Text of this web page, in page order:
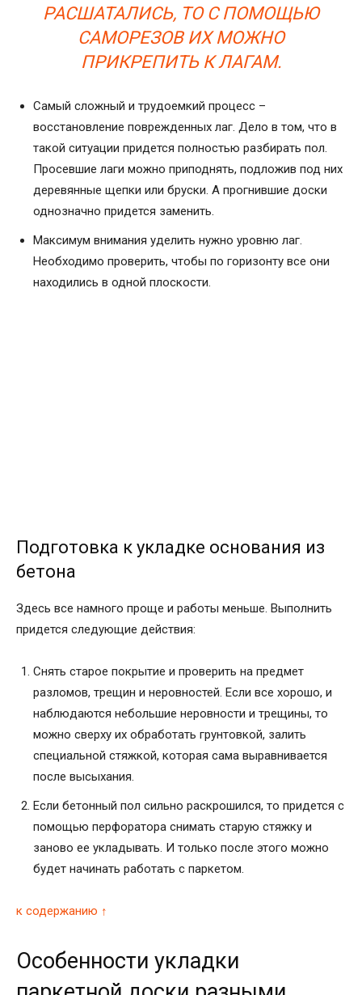
РАСШАТАЛИСЬ, ТО С ПОМОЩЬЮ
САМОРЕЗОВ ИХ МОЖНО
ПРИКРЕПИТЬ К ЛАГАМ.
Самый сложный и трудоемкий процесс –
восстановление поврежденных лаг. Дело в том, что в
такой ситуации придется полностью разбирать пол.
Просевшие лаги можно приподнять, подложив под них
деревянные щепки или бруски. А прогнившие доски
однозначно придется заменить.
Максимум внимания уделить нужно уровню лаг.
Необходимо проверить, чтобы по горизонту все они
находились в одной плоскости.
Подготовка к укладке основания из
бетона
Здесь все намного проще и работы меньше. Выполнить
придется следующие действия:
Снять старое покрытие и проверить на предмет
разломов, трещин и неровностей. Если все хорошо, и
наблюдаются небольшие неровности и трещины, то
можно сверху их обработать грунтовкой, залить
специальной стяжкой, которая сама выравнивается
после высыхания.
Если бетонный пол сильно раскрошился, то придется с
помощью перфоратора снимать старую стяжку и
заново ее укладывать. И только после этого можно
будет начинать работать с паркетом.
к содержанию ↑
Особенности укладки